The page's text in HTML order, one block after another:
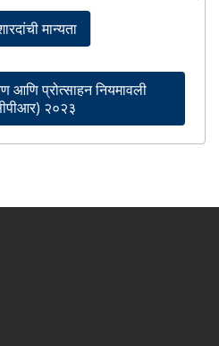
मान्यता
आणि प्रोत्साहन नियमावली
२०२३